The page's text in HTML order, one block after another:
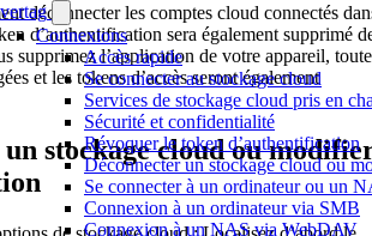
Connexions
Accès rapide
Se connecter au stockage cloud
Services de stockage cloud pris en
Sécurité et confidentialité
Révoquer le token d’authentification
Déconnecter un stockage cloud ou
Se connecter à un ordinateur ou un
Connexion à un ordinateur via SMB
Connexion à un NAS via WebDAV
déconnecter les comptes cloud connectés
d’authentification sera également supprimé
supprimez l’application de votre appareil,
et les tokens d’accès seront également
stockage cloud ou